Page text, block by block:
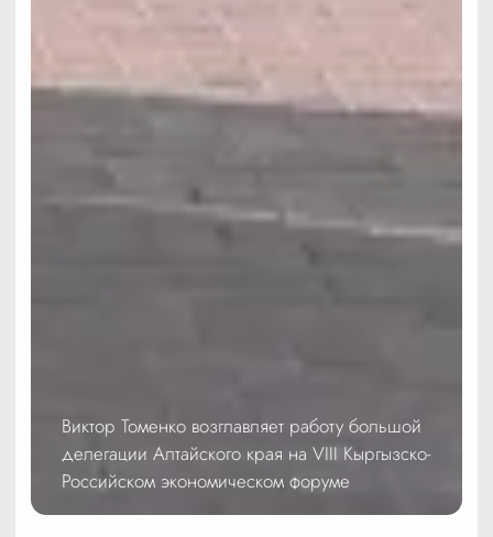
Виктор Томенко возглавляет работу большой
делегации Алтайского края на VIII Кыргызско-
Российском экономическом форуме